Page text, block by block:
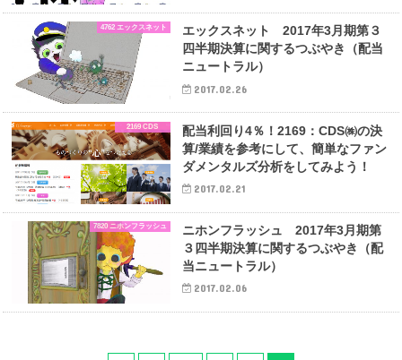
4762 エックスネット
エックスネット 2017年3月期第３
四半期決算に関するつぶやき（配当
ニュートラル）
2017.02.26
2169 CDS
配当利回り4％！2169：CDS㈱の決
算/業績を参考にして、簡単なファン
ダメンタルズ分析をしてみよう！
2017.02.21
7820 ニホンフラッシュ
ニホンフラッシュ 2017年3月期第
３四半期決算に関するつぶやき（配
当ニュートラル）
2017.02.06